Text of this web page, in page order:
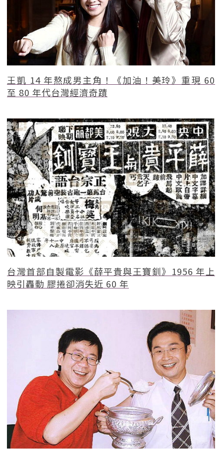
王凱 14 年熬成男主角！《加油！美玲》重現 60
至 80 年代台灣經濟奇蹟
台灣首部自製電影《薛平貴與王寶釧》1956 年上
映引轟動 膠捲卻消失近 60 年